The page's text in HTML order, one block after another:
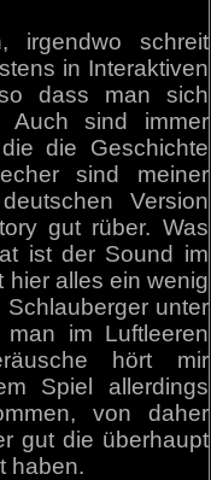
irgendwo schreit
in Interaktiven
dass man sich
Auch sind immer
die Geschichte
sind meiner
Version
gut rüber. Was
ist der Sound im
hier alles ein wenig
unter
im Luftleeren
hört mir
Spiel allerdings
von daher
gut die überhaupt
haben.